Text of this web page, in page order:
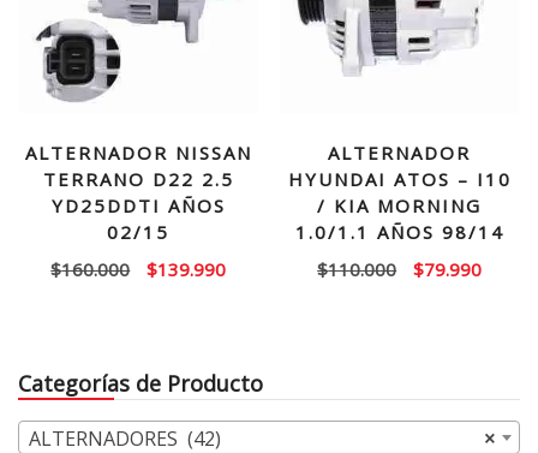
ALTERNADOR NISSAN
TERRANO D22 2.5
YD25DDTI AÑOS
02/15
$160.000
El
$160.000.
$139.990El
$139.990.
ALTERNADOR
HYUNDAI ATOS – I10
/ KIA MORNING
1.0/1.1 AÑOS 98/14
$110.000
El
$79.990El
Categorías de Producto
×
ALTERNADORES (42)